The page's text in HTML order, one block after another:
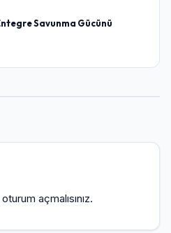
Savunma Gücünü
oturum açmalısınız.